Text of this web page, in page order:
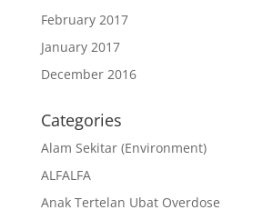
February 2017
January 2017
December 2016
Categories
Alam Sekitar (Environment)
ALFALFA
Anak Tertelan Ubat Overdose